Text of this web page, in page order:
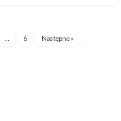
… 6 Następne »